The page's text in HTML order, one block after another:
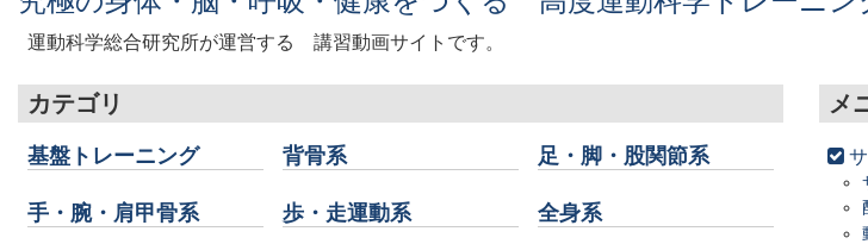
運動科学総合研究所が運営する 講習動画サイトです。
カテゴリ
基盤トレーニング 背骨系 足・脚・股関節系
手・腕・肩甲骨系 歩・走運動系 全身系
メ